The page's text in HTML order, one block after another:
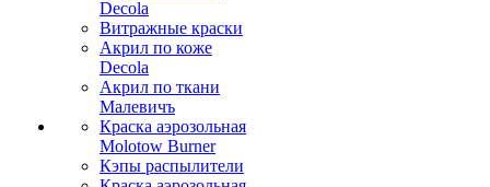
Decola
Витражные краски
Акрил по коже
Decola
Акрил по ткани
Малевичъ
Краска аэрозольная
Molotow Burner
Кэпы распылители